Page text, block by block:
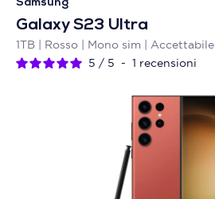
Samsung
Galaxy S23 Ultra
1TB | Rosso | Mono sim | Accettabile
5 / 5 - 1 recensioni